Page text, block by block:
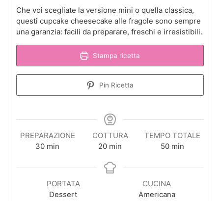
Che voi scegliate la versione mini o quella classica,
questi cupcake cheesecake alle fragole sono sempre
una garanzia: facili da preparare, freschi e irresistibili.
Stampa ricetta
Pin Ricetta
PREPARAZIONE
30minuti
min
COTTURA
20minuti
min
TEMPO TOTALE
50minuti
min
PORTATA
Dessert
CUCINA
Americana